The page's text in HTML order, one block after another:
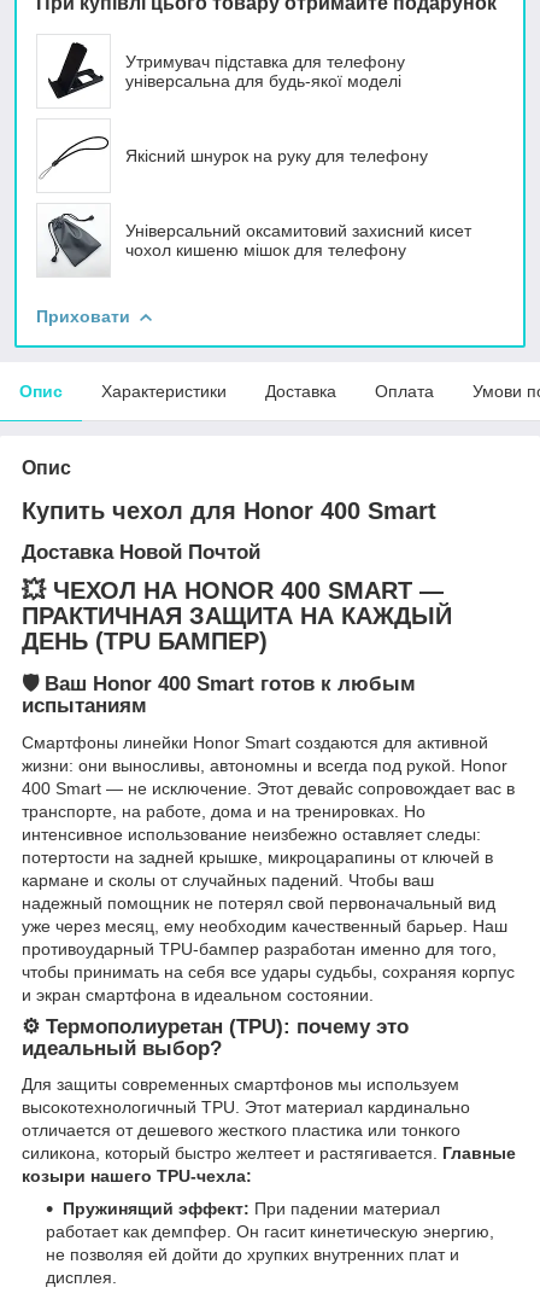
Утримувач підставка для телефону
універсальна для будь-якої моделі
Якісний шнурок на руку для телефону
Універсальний оксамитовий захисний кисет
чохол кишеню мішок для телефону
Приховати
Опис Характеристики Доставка Оплата Умови
Опис
Купить чехол для Honor 400 Smart
Доставка Новой Почтой
💥 ЧЕХОЛ НА HONOR 400 SMART —
ПРАКТИЧНАЯ ЗАЩИТА НА КАЖДЫЙ
ДЕНЬ (TPU БАМПЕР)
🛡️ Ваш Honor 400 Smart готов к любым
испытаниям
Смартфоны линейки Honor Smart создаются для активной
жизни: они выносливы, автономны и всегда под рукой. Honor
400 Smart — не исключение. Этот девайс сопровождает вас в
транспорте, на работе, дома и на тренировках. Но
интенсивное использование неизбежно оставляет следы:
потертости на задней крышке, микроцарапины от ключей в
кармане и сколы от случайных падений. Чтобы ваш
надежный помощник не потерял свой первоначальный вид
уже через месяц, ему необходим качественный барьер. Наш
противоударный TPU-бампер разработан именно для того,
чтобы принимать на себя все удары судьбы, сохраняя корпус
и экран смартфона в идеальном состоянии.
⚙️ Термополиуретан (TPU): почему это
идеальный выбор?
Для защиты современных смартфонов мы используем
высокотехнологичный TPU. Этот материал кардинально
отличается от дешевого жесткого пластика или тонкого
силикона, который быстро желтеет и растягивается. Главные
козыри нашего TPU-чехла:
Пружинящий эффект: При падении материал
работает как демпфер. Он гасит кинетическую энергию,
не позволяя ей дойти до хрупких внутренних плат и
дисплея.